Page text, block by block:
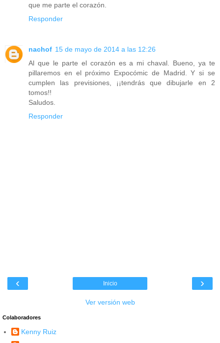
que me parte el corazón.
Responder
nachof 15 de mayo de 2014 a las 12:26
Al que le parte el corazón es a mi chaval. Bueno, ya te
pillaremos en el próximo Expocómic de Madrid. Y si se
cumplen las previsiones, ¡¡tendrás que dibujarle en 2
tomos!!
Saludos.
Responder
‹ ›
Inicio
Ver versión web
Colaboradores
Kenny Ruiz